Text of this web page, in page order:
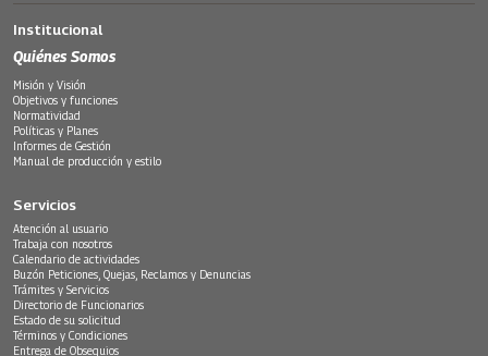
Institucional
Quiénes Somos
Misión y Visión
Objetivos y funciones
Normatividad
Políticas y Planes
Informes de Gestión
Manual de producción y estilo
Servicios
Atención al usuario
Trabaja con nosotros
Calendario de actividades
Buzón Peticiones, Quejas, Reclamos y Denuncias
Trámites y Servicios
Directorio de Funcionarios
Estado de su solicitud
Términos y Condiciones
Entrega de Obsequios